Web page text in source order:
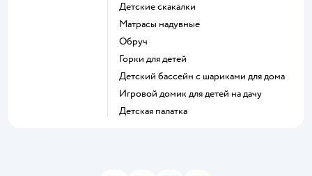
Детские скакалки
Матрасы надувные
Обруч
Горки для детей
Детский бассейн с шариками для дома
Игровой домик для детей на дачу
Детская палатка